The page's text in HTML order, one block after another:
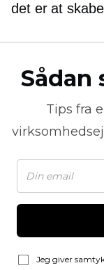
det er at
Tips fra
Jeg giver